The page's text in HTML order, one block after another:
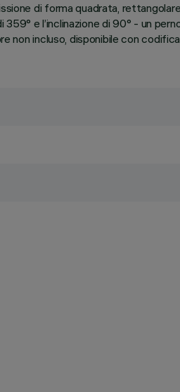
di forma quadrata,
e l’inclinazione di 90° - un
non incluso, disponibile con